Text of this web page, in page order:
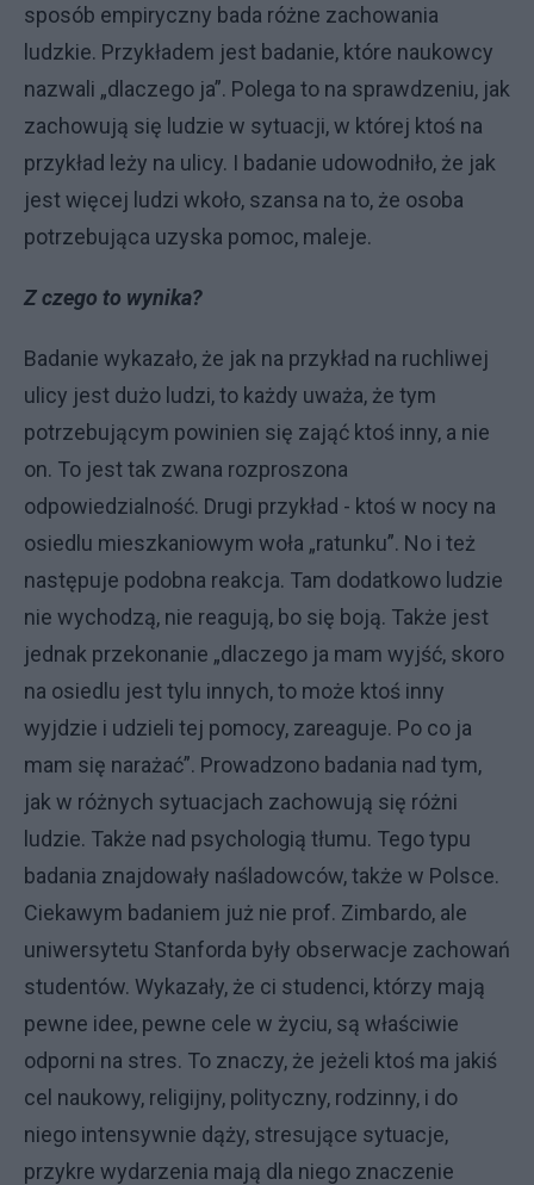
sposób empiryczny bada różne zachowania
ludzkie. Przykładem jest badanie, które naukowcy
nazwali „dlaczego ja”. Polega to na sprawdzeniu, jak
zachowują się ludzie w sytuacji, w której ktoś na
przykład leży na ulicy. I badanie udowodniło, że jak
jest więcej ludzi wkoło, szansa na to, że osoba
potrzebująca uzyska pomoc, maleje.
Z czego to wynika?
Badanie wykazało, że jak na przykład na ruchliwej
ulicy jest dużo ludzi, to każdy uważa, że tym
potrzebującym powinien się zająć ktoś inny, a nie
on. To jest tak zwana rozproszona
odpowiedzialność. Drugi przykład - ktoś w nocy na
osiedlu mieszkaniowym woła „ratunku”. No i też
następuje podobna reakcja. Tam dodatkowo ludzie
nie wychodzą, nie reagują, bo się boją. Także jest
jednak przekonanie „dlaczego ja mam wyjść, skoro
na osiedlu jest tylu innych, to może ktoś inny
wyjdzie i udzieli tej pomocy, zareaguje. Po co ja
mam się narażać”. Prowadzono badania nad tym,
jak w różnych sytuacjach zachowują się różni
ludzie. Także nad psychologią tłumu. Tego typu
badania znajdowały naśladowców, także w Polsce.
Ciekawym badaniem już nie prof. Zimbardo, ale
uniwersytetu Stanforda były obserwacje zachowań
studentów. Wykazały, że ci studenci, którzy mają
pewne idee, pewne cele w życiu, są właściwie
odporni na stres. To znaczy, że jeżeli ktoś ma jakiś
cel naukowy, religijny, polityczny, rodzinny, i do
niego intensywnie dąży, stresujące sytuacje,
przykre wydarzenia mają dla niego znaczenie